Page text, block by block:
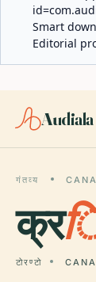
Smart
Editorial
Audiala
गंतव्य
क्र
टोरण्टो